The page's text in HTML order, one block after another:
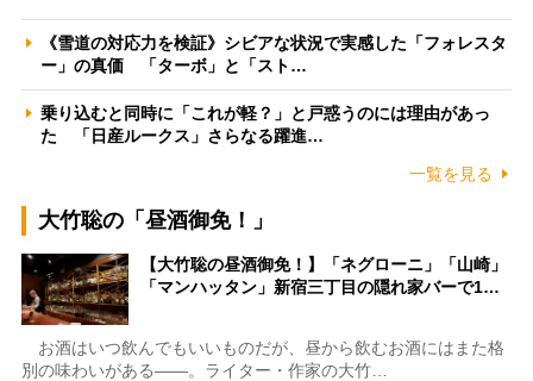
《雪道の対応力を検証》シビアな状況で実感した「フォレスタ
ー」の真価 「ターボ」と「スト…
乗り込むと同時に「これが軽？」と戸惑うのには理由があっ
た 「日産ルークス」さらなる躍進…
一覧を見る
大竹聡の「昼酒御免！」
【大竹聡の昼酒御免！】「ネグローニ」「山崎」
「マンハッタン」新宿三丁目の隠れ家バーで1…
お酒はいつ飲んでもいいものだが、昼から飲むお酒にはまた格
別の味わいがある――。ライター・作家の大竹…